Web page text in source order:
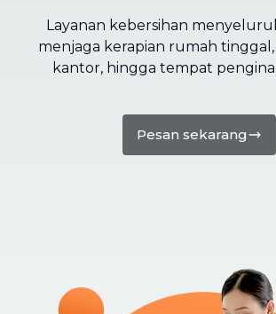
Layanan kebersihan
menjaga kerapian rumah
kantor, hingga tempat
Pesan sekarang